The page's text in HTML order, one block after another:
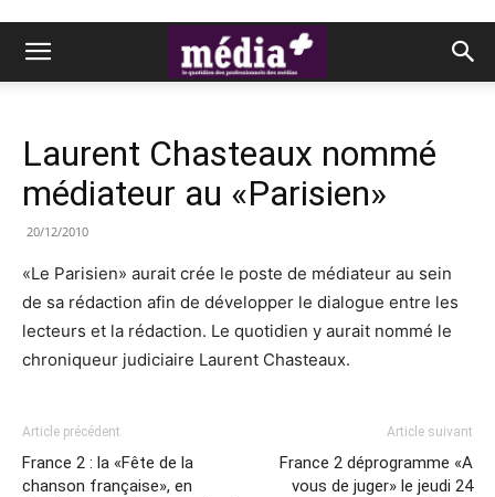
Laurent Chasteaux nommé
médiateur au «Parisien»
20/12/2010
«Le Parisien» aurait crée le poste de médiateur au sein
de sa rédaction afin de développer le dialogue entre les
lecteurs et la rédaction. Le quotidien y aurait nommé le
chroniqueur judiciaire Laurent Chasteaux.
Article précédent
France 2 : la «Fête de la
chanson française», en
Article suivant
France 2 déprogramme «A
vous de juger» le jeudi 24